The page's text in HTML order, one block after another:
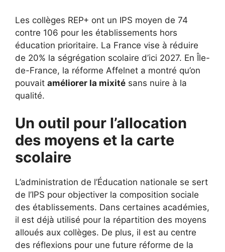
Les collèges REP+ ont un IPS moyen de 74
contre 106 pour les établissements hors
éducation prioritaire. La France vise à réduire
de 20% la ségrégation scolaire d’ici 2027. En Île-
de-France, la réforme Affelnet a montré qu’on
pouvait améliorer la mixité sans nuire à la
qualité.
Un outil pour l’allocation
des moyens et la carte
scolaire
L’administration de l’Éducation nationale se sert
de l’IPS pour objectiver la composition sociale
des établissements. Dans certaines académies,
il est déjà utilisé pour la répartition des moyens
alloués aux collèges. De plus, il est au centre
des réflexions pour une future réforme de la